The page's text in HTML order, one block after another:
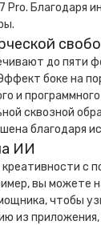
Pro. Благодаря
до пяти
боке на
и
сквозной
благодаря
ИИ
с
вы можете
чтобы
из приложения,